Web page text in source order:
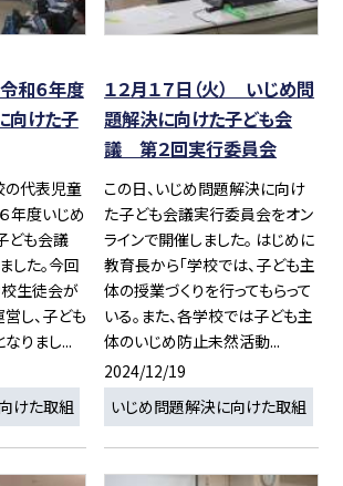
和６年度
向けた子
の代表児童
年度いじめ
ども会議
した。今回
生徒会が
し、子ども
りまし...
けた取組
１２月１７日（火） いじめ問
題解決に向けた子ども会
議 第２回実行委員会
この日、いじめ問題解決に向け
た子ども会議実行委員会をオン
ラインで開催しました。 はじめに
教育長から「学校では、子ども主
体の授業づくりを行ってもらって
いる。また、各学校では子ども主
体のいじめ防止未然活動...
2024/12/19
いじめ問題解決に向けた取組